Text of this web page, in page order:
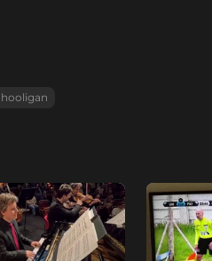
hooligan